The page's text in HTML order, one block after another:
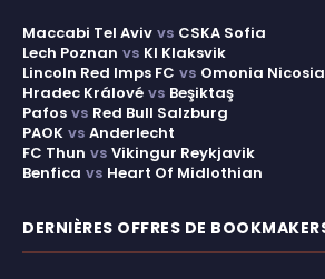
Maccabi Tel Aviv vs CSKA Sofia
Lech Poznan vs KI Klaksvik
Lincoln Red Imps FC vs Omonia Nicosia
Hradec Králové vs Beşiktaş
Pafos vs Red Bull Salzburg
PAOK vs Anderlecht
FC Thun vs Vikingur Reykjavik
Benfica vs Heart Of Midlothian
DERNIÈRES OFFRES DE